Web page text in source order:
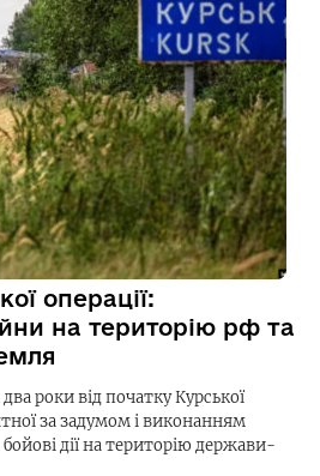
операції:
на територію рф та
роки від початку Курської
за задумом і виконанням
дії на територію держави-